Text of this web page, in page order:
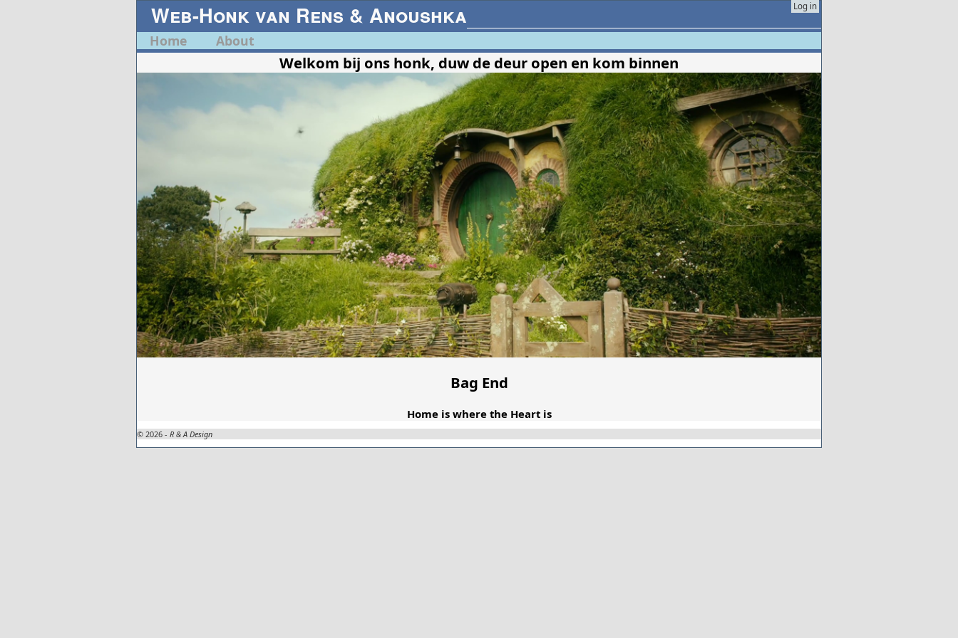
Web-Honk van Rens & Anoushka Log in
Home About
Welkom bij ons honk, duw de deur open en kom binnen
Bag End
Home is where the Heart is
© 2026 - R & A Design